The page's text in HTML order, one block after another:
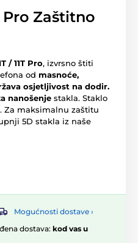
Pro Zaštitno
/ 11T Pro, izvrsno štiti
od masnoće,
osjetljivost na dodir.
nanošenje stakla. Staklo
Za maksimalnu zaštitu
5D stakla iz naše
Mogućnosti dostave ›
dostava: kod vas u